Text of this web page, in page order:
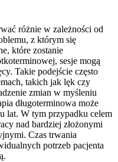
różnie w zależności od
z którym się
które zostanie
sesje mogą
Takie podejście często
takich jak lęk czy
zmian w myśleniu
długoterminowa może
lat. W tym przypadku celem
nad bardziej złożonymi
Czas trwania
potrzeb pacjenta